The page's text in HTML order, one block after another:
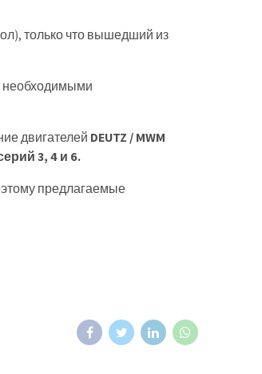
только что вышедший из
необходимыми
двигателей DEUTZ / MWM
3, 4 и 6.
предлагаемые